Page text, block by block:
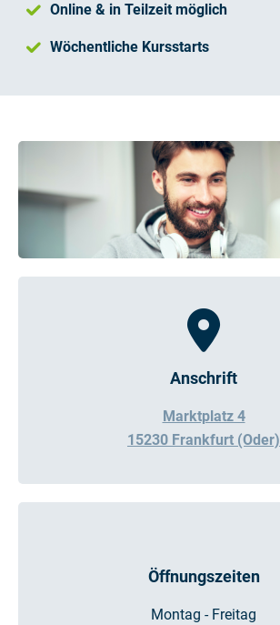
Online & in Teilzeit möglich
Wöchentliche Kursstarts
Anschrift
Marktplatz 4
15230 Frankfurt (Oder)
Öffnungszeiten
Montag - Freitag